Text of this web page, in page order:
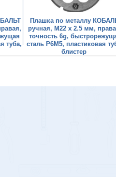
туба,
Плашка по металлу
ручная, М22 х 2.5 мм,
точность 6g,
сталь Р6М5, пластиковая
блистер